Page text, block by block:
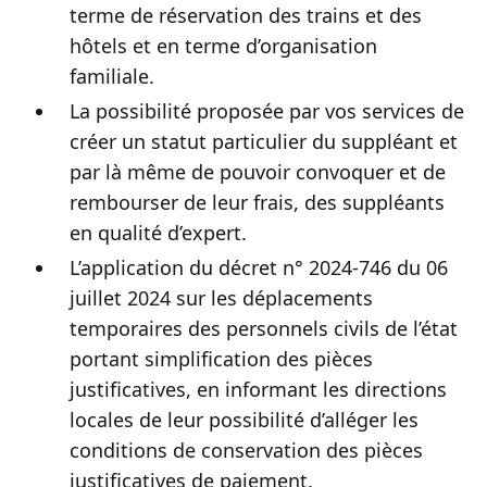
terme de réservation des trains et des
hôtels et en terme d’organisation
familiale.
La possibilité proposée par vos services de
créer un statut particulier du suppléant et
par là même de pouvoir convoquer et de
rembourser de leur frais, des suppléants
en qualité d’expert.
L’application du décret n° 2024-746 du 06
juillet 2024 sur les déplacements
temporaires des personnels civils de l’état
portant simplification des pièces
justificatives, en informant les directions
locales de leur possibilité d’alléger les
conditions de conservation des pièces
justificatives de paiement.